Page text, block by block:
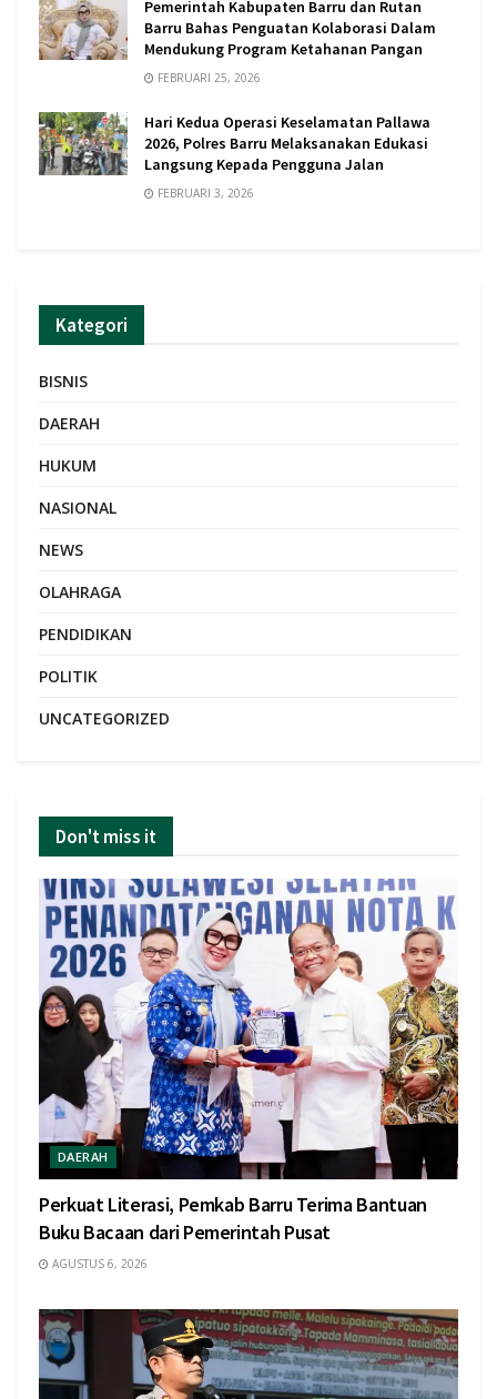
Pemerintah Kabupaten Barru dan Rutan
Barru Bahas Penguatan Kolaborasi Dalam
Mendukung Program Ketahanan Pangan
FEBRUARI 25, 2026
Hari Kedua Operasi Keselamatan Pallawa
2026, Polres Barru Melaksanakan Edukasi
Langsung Kepada Pengguna Jalan
FEBRUARI 3, 2026
Kategori
BISNIS
DAERAH
HUKUM
NASIONAL
NEWS
OLAHRAGA
PENDIDIKAN
POLITIK
UNCATEGORIZED
Don't miss it
DAERAH
Perkuat Literasi, Pemkab Barru Terima Bantuan
Buku Bacaan dari Pemerintah Pusat
AGUSTUS 6, 2026